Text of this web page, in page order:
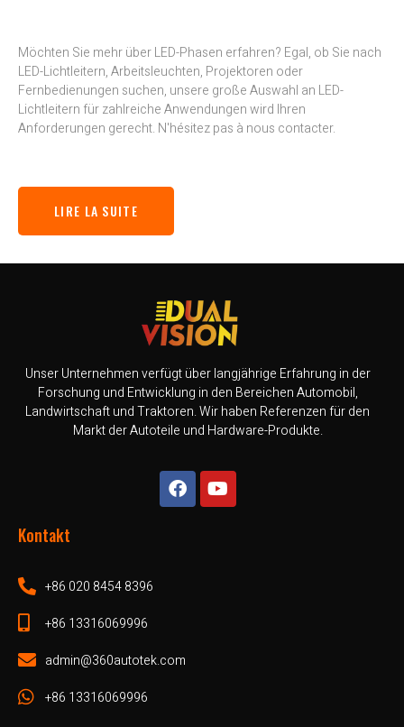
Möchten Sie mehr über LED-Phasen erfahren? Egal, ob Sie nach
LED-Lichtleitern, Arbeitsleuchten, Projektoren oder
Fernbedienungen suchen, unsere große Auswahl an LED-
Lichtleitern für zahlreiche Anwendungen wird Ihren
Anforderungen gerecht. N'hésitez pas à nous contacter.
LIRE LA SUITE
Unser Unternehmen verfügt über langjährige Erfahrung in der
Forschung und Entwicklung in den Bereichen Automobil,
Landwirtschaft und Traktoren. Wir haben Referenzen für den
Markt der Autoteile und Hardware-Produkte.
Kontakt
+86 020 8454 8396
+86 13316069996
admin@360autotek.com
+86 13316069996